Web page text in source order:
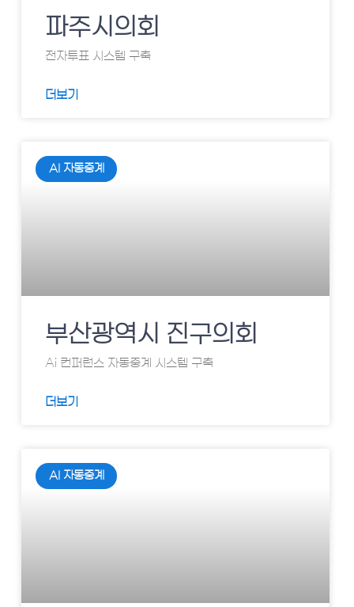
파주시의회
전자투표 시스템 구축
더보기
AI 자동중계
부산광역시 진구의회
Ai 컨퍼런스 자동중계 시스템 구축
더보기
AI 자동중계